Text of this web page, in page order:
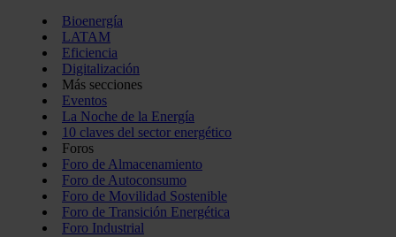
Bioenergía
LATAM
Eficiencia
Digitalización
Más secciones
Eventos
La Noche de la Energía
10 claves del sector energético
Foros
Foro de Almacenamiento
Foro de Autoconsumo
Foro de Movilidad Sostenible
Foro de Transición Energética
Foro Industrial